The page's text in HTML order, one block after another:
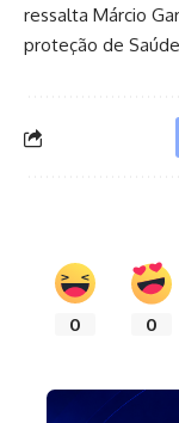
ressalta Márcio
proteção de
0 0